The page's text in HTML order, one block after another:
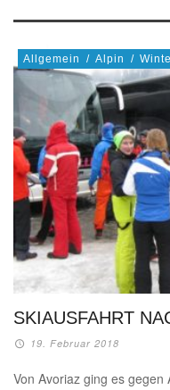
Allgemein / Alpin /
SKIAUSFAHRT
19. Februar 2018
Von Avoriaz ging es